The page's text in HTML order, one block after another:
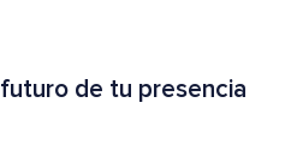
de tu presencia